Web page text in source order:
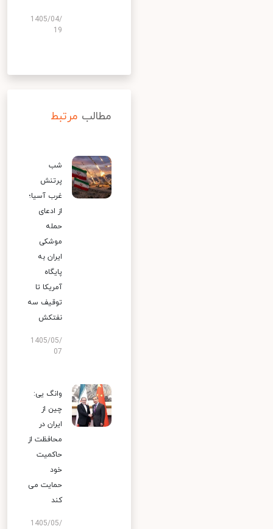
1405/04/
19
مطالب مرتبط
شب
پرتنش
غرب آسیا؛
از ادعای
حمله
موشکی
ایران به
پایگاه
آمریکا تا
توقیف سه
نفتکش
1405/05/
07
وانگ یی:
چین از
ایران در
محافظت از
حاکمیت
خود
حمایت می
کند
1405/05/